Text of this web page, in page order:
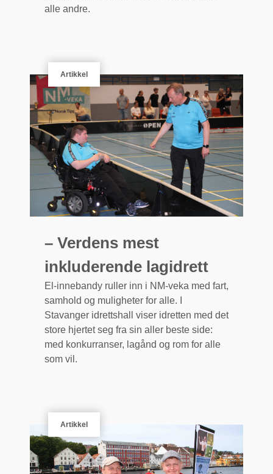
alle andre.
Artikkel
– Verdens mest
inkluderende lagidrett
El-innebandy ruller inn i NM-veka med fart,
samhold og muligheter for alle. I
Stavanger idrettshall viser idretten med det
store hjertet seg fra sin aller beste side:
med konkurranser, lagånd og rom for alle
som vil.
Artikkel